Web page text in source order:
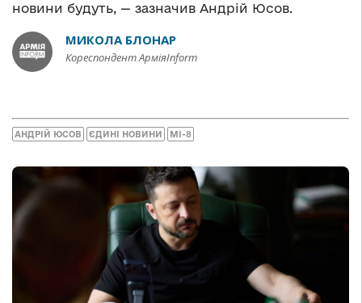
новини будуть, — зазначив Андрій Юсов.
МИКОЛА БЛОНАР
Кореспондент АрміяInform
АНДРІЙ ЮСОВ ЄДИНІ НОВИНИ МІ-8